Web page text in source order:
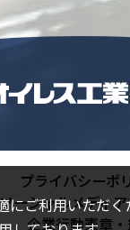
にご利用いただ
プライバシーポ
ーシャルメディ
企業行動憲章